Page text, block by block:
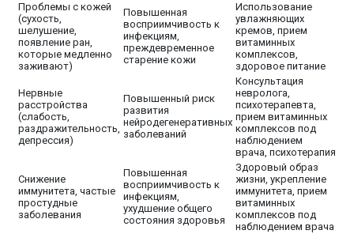
Проблемы с кожей
(сухость,
шелушение,
появление ран,
которые медленно
заживают)
Повышенная
восприимчивость к
инфекциям,
преждевременное
старение кожи
Использование
увлажняющих
кремов, прием
витаминных
комплексов,
здоровое питание
Нервные
расстройства
(слабость,
раздражительность,
депрессия)
Повышенный риск
развития
нейродегенеративных
заболеваний
Консультация
невролога,
психотерапевта,
прием витаминных
комплексов под
наблюдением
врача, психотерапия
Снижение
иммунитета, частые
простудные
заболевания
Повышенная
восприимчивость к
инфекциям,
ухудшение общего
состояния здоровья
Здоровый образ
жизни, укрепление
иммунитета, прием
витаминных
комплексов под
наблюдением врача